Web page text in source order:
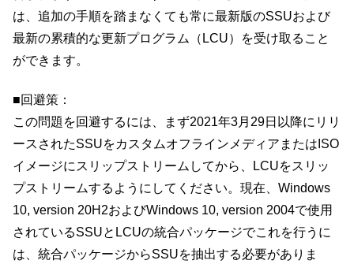
は、追加の手順を踏まなくても常に最新版のSSUおよび
最新の累積的な更新プログラム（LCU）を受け取ること
ができます。
■回避策：
この問題を回避するには、まず2021年3月29日以降にリリ
ースされたSSUをカスタムオフラインメディアまたはISO
イメージにスリップストリームしてから、LCUをスリッ
プストリームするようにしてください。現在、Windows
10, version 20H2およびWindows 10, version 2004で使用
されているSSUとLCUの統合パッケージでこれを行うに
は、統合パッケージからSSUを抽出する必要がありま